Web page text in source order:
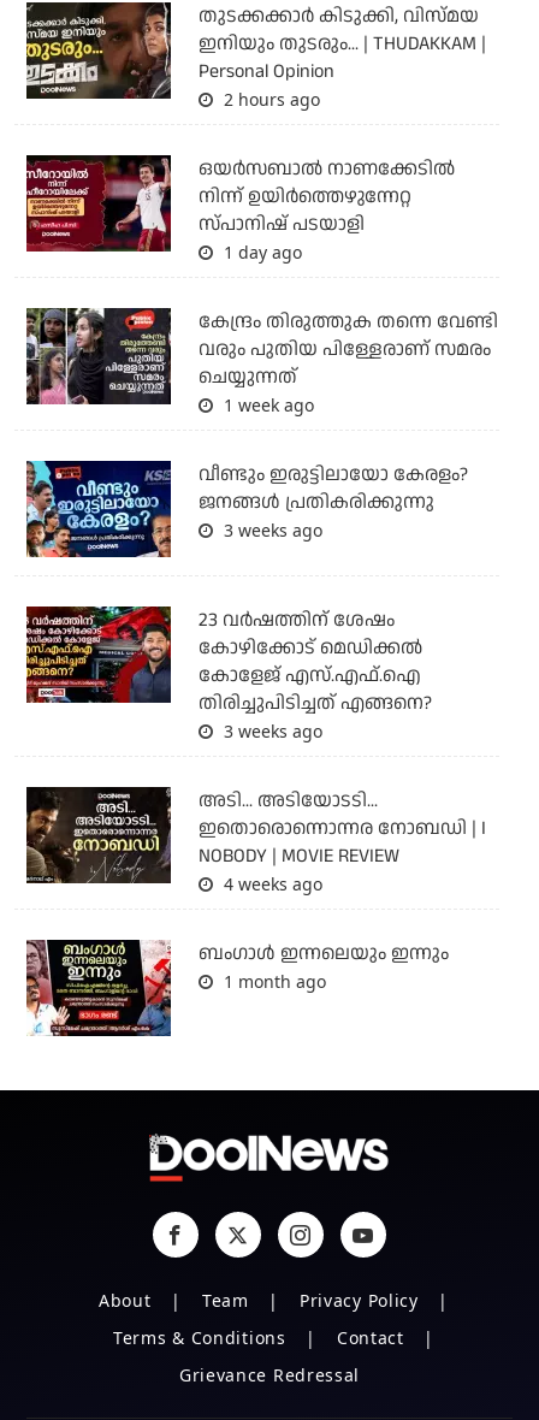
തുടക്കക്കാര്‍ കിടുക്കി, വിസ്മയ
ഇനിയും തുടരും... | THUDAKKAM |
Personal Opinion
2 hours ago
ഒയര്‍സബാൽ നാണക്കേടിൽ
നിന്ന് ഉയിർത്തെഴുന്നേറ്റ
സ്പാനിഷ് പടയാളി
1 day ago
കേന്ദ്രം തിരുത്തുക തന്നെ വേണ്ടി
വരും പുതിയ പിള്ളേരാണ് സമരം
ചെയ്യുന്നത്
1 week ago
വീണ്ടും ഇരുട്ടിലായോ കേരളം?
ജനങ്ങൾ പ്രതികരിക്കുന്നു
3 weeks ago
23 വർഷത്തിന് ശേഷം
കോഴിക്കോട് മെഡിക്കൽ
കോളേജ് എസ്.എഫ്.ഐ
തിരിച്ചുപിടിച്ചത് എങ്ങനെ?
3 weeks ago
അടി... അടിയോടടി...
ഇതൊരൊന്നൊന്നര നോബഡി | I
NOBODY | MOVIE REVIEW
4 weeks ago
ബംഗാള്‍ ഇന്നലെയും ഇന്നും
1 month ago
About Team
Privacy Policy
Terms & Conditions
Contact
Grievance Redressal